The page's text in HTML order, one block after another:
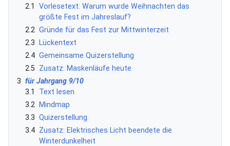
2.1
Vorlesetext: Warum wurde Weihnachten das
größte Fest im Jahreslauf?
2.2 Gründe für das Fest zur Mittwinterzeit
2.3
Lückentext
2.4 Gemeinsame Quizerstellung
2.5
Zusatz: Maskenläufe heute
3 für Jahrgang 9/10
3.1
Text lesen
3.2
Mindmap
3.3 Quizerstellung
3.4 Zusatz: Elektrisches Licht beendete die
Winterdunkelheit